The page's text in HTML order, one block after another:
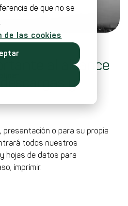
de que no se
de las cookies
al alcance
y
presentación o para su propia
todos nuestros
hojas de datos para
imprimir.